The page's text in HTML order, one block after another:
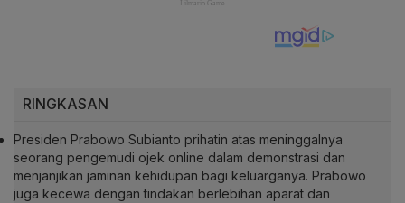
RINGKASAN
Presiden Prabowo Subianto prihatin atas meninggalnya
seorang pengemudi ojek online dalam demonstrasi dan
menjanjikan jaminan kehidupan bagi keluarganya. Prabowo
juga kecewa dengan tindakan berlebihan aparat dan